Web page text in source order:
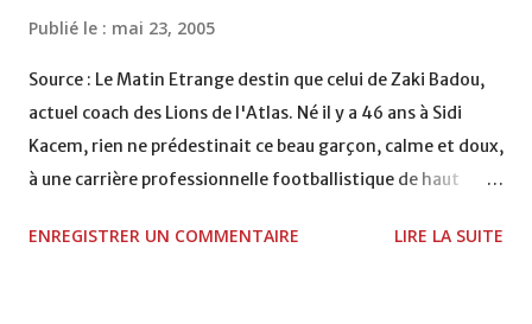
Publié le : mai 23, 2005
Source : Le Matin Etrange destin que celui de Zaki Badou,
actuel coach des Lions de l'Atlas. Né il y a 46 ans à Sidi
Kacem, rien ne prédestinait ce beau garçon, calme et doux,
à une carrière professionnelle footballistique de haut
également féru des armes, le jeune Zaki aura sa première
ENREGISTRER UN COMMENTAIRE LIRE LA SUITE